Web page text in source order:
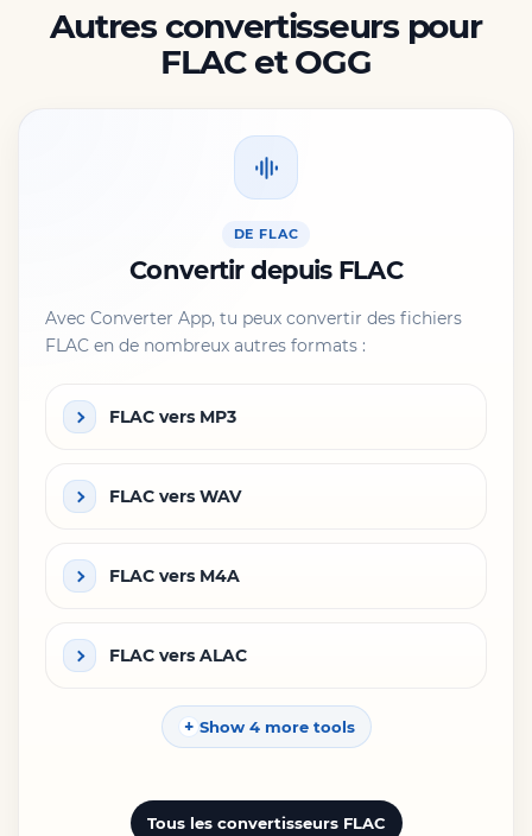
Autres convertisseurs pour
FLAC et OGG
DE FLAC
Convertir depuis FLAC
Avec Converter App, tu peux convertir des fichiers
FLAC en de nombreux autres formats :
FLAC vers MP3
FLAC vers WAV
FLAC vers M4A
FLAC vers ALAC
Show 4 more tools
Tous les convertisseurs FLAC